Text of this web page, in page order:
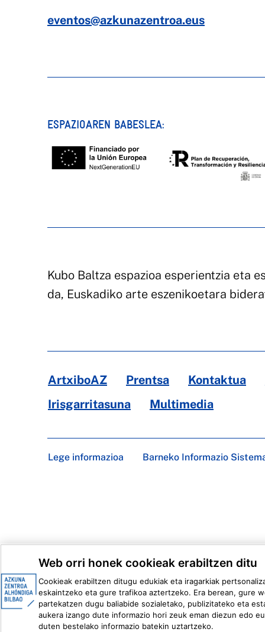
eventos@azkunazentroa.eus
ESPAZIOAREN BABESLEA:
Kubo Baltza espazioa esperientzia eta
da, Euskadiko arte eszenikoetara
ArtxiboAZ Prentsa Kontaktua
Irisgarritasuna
Multimedia
Lege informazioa Barneko Informazio
Web orri honek cookieak erabiltzen ditu
Cookieak erabiltzen ditugu edukiak eta iragarkiak
eskaintzeko eta gure trafikoa aztertzeko. Era berean, gure
partekatzen dugu baliabide sozialetako, publizitateko eta
aukera izango dute informazio hori zeuk eman diezun edo
duten bestelako informazio batekin uztartzeko.